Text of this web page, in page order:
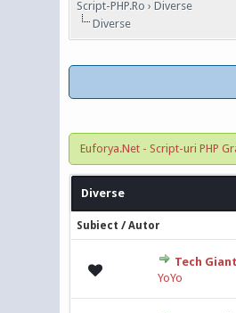
Script-PHP.Ro ›Diverse
Diverse
Euforya.Net - Script-uri PHP
Diverse
Subiect /Autor
Tech
YoYo